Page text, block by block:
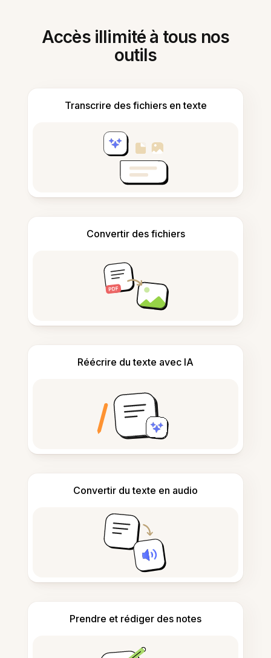
Accès illimité à tous nos
outils
Transcrire des fichiers en texte
Convertir des fichiers
Réécrire du texte avec IA
Convertir du texte en audio
Prendre et rédiger des notes